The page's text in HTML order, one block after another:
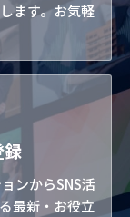
ます。お気軽
ンからSNS活
最新・お役立